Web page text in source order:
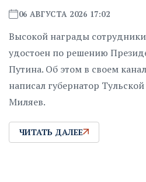
06 АВГУСТА 2026 17:02
Высокой награды
удостоен по решению
Путина. Об этом в своем
написал губернатор
Миляев.
ЧИТАТЬ ДАЛЕЕ